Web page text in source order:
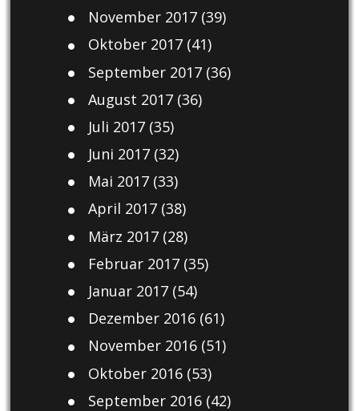
November 2017(39)
Oktober 2017(41)
September 2017(36)
August 2017(36)
Juli 2017(35)
Juni 2017(32)
Mai 2017(33)
April 2017(38)
März 2017(28)
Februar 2017(35)
Januar 2017(54)
Dezember 2016(61)
November 2016(51)
Oktober 2016(53)
September 2016(42)